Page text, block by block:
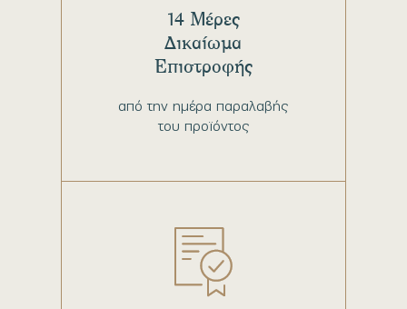
από την ημέρα παραλαβής
του προϊόντος
14 Μέρες
Δικαίωμα
Επιστροφής